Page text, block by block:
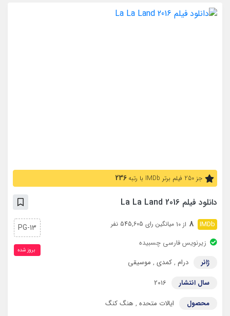
جز 250 فیلم برتر IMDb با رتبه 236
دانلود فیلم La La Land 2016
8 از 10 میانگین رای 545,605 نفر
زیرنویس فارسی چسبیده
ژانر
درام ,کمدی , موسیقی
سال انتشار
2016
محصول
ایالات متحده , هنگ کنگ
PG-13
بروز‌ شده